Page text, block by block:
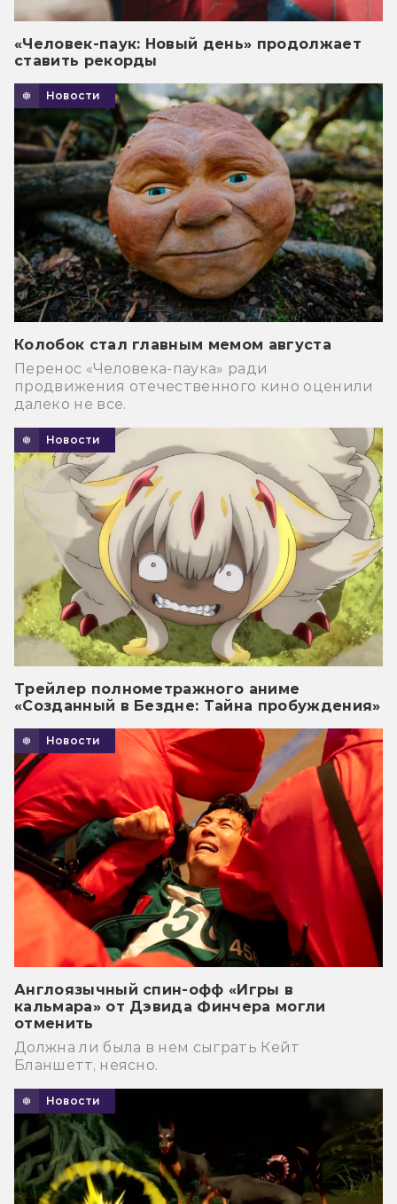
«Человек-паук: Новый день» продолжает
ставить рекорды
Новости
Колобок стал главным мемом августа
Перенос «Человека-паука» ради
продвижения отечественного кино оценили
далеко не все.
Новости
Трейлер полнометражного аниме
«Созданный в Бездне: Тайна пробуждения»
Новости
Англоязычный спин-офф «Игры в
кальмара» от Дэвида Финчера могли
отменить
Должна ли была в нем сыграть Кейт
Бланшетт, неясно.
Новости